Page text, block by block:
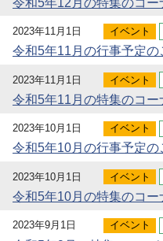
2023年11月1日 イベント
令和5年11月の行事予定の
2023年11月1日 イベント
令和5年11月の特集のコー
2023年10月1日 イベント
令和5年10月の行事予定の
2023年10月1日 イベント
令和5年10月の特集のコー
2023年9月1日 イベント